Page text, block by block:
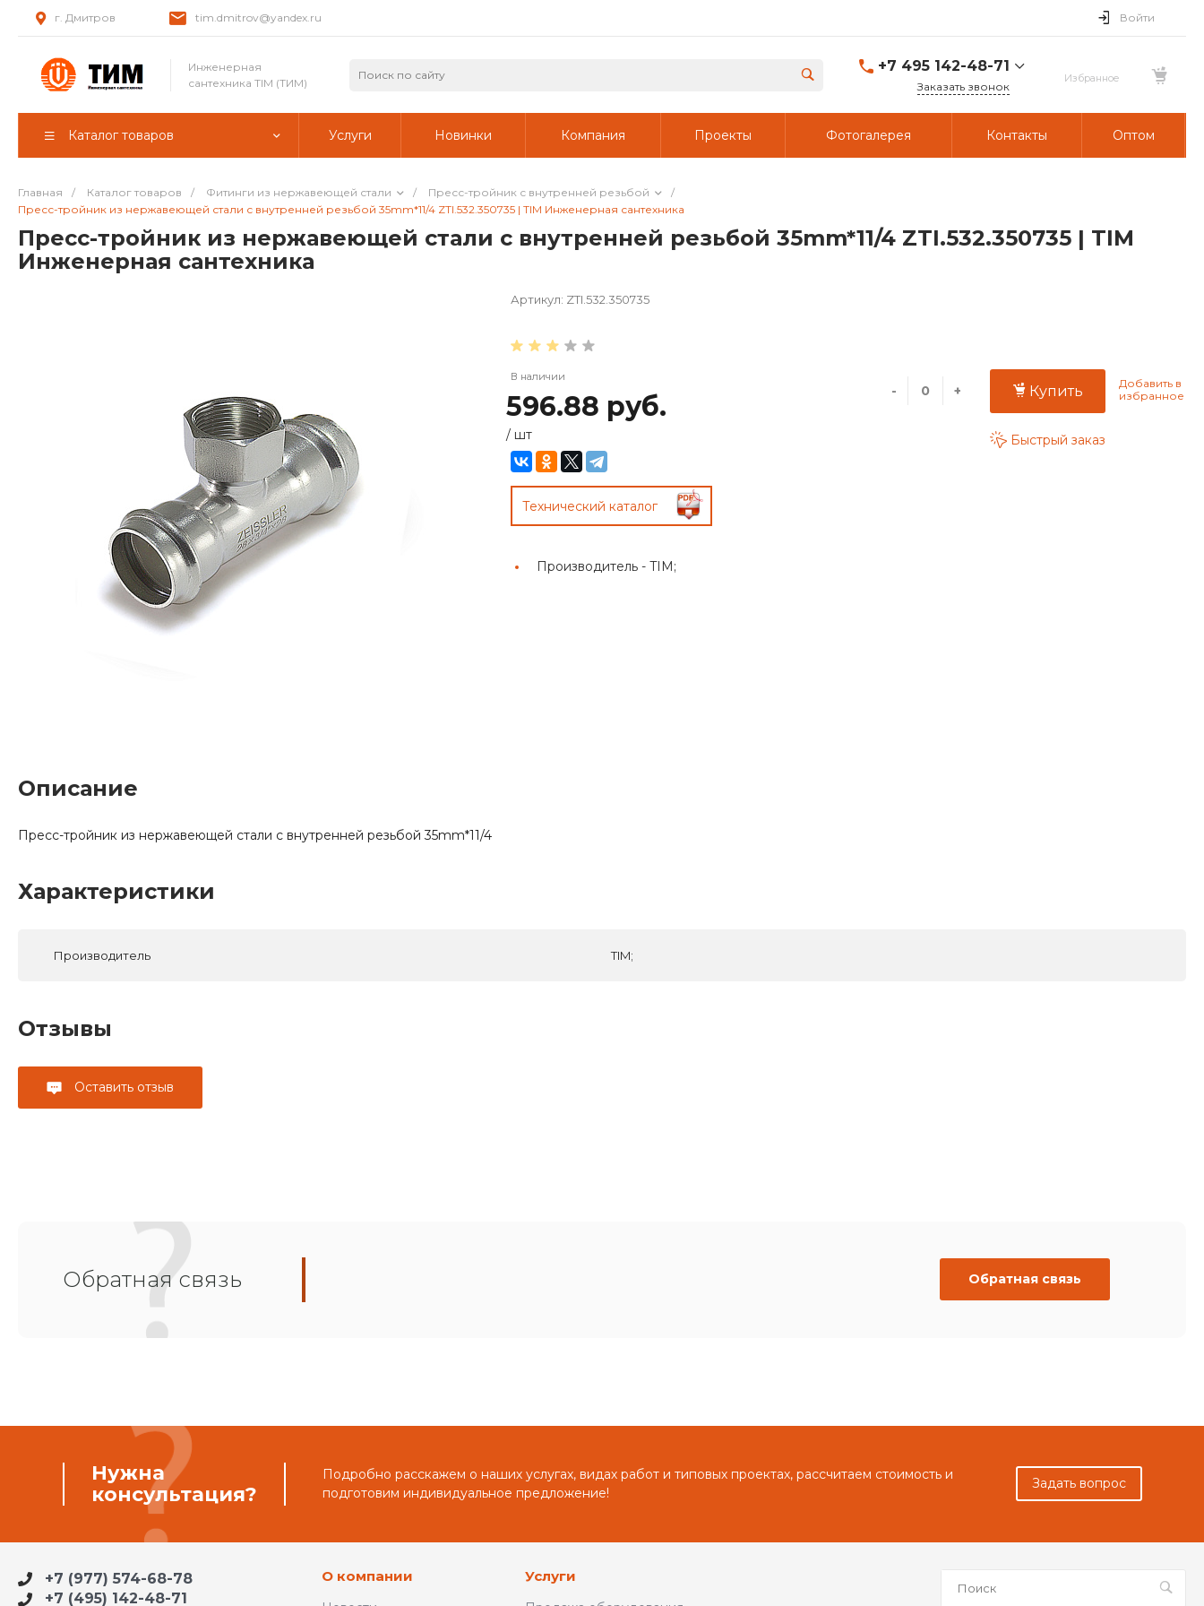
г. Дмитров tim.dmitrov@yandex.ru Войти
Инженерная
сантехника TIM (ТИМ)
+7 495 142-48-71
Заказать звонок
Каталог товаров Услуги Новинки Компания Проекты Фотогалерея Контакты Оптом
Главная / Каталог товаров / Фитинги из нержавеющей стали / Пресс-тройник с внутренней резьбой
/
Пресс-тройник из нержавеющей стали с внутренней резьбой 35mm*11/4 ZTI.532.350735 | TIM Инженерная сантехника
Пресс-тройник из нержавеющей стали с внутренней резьбой 35mm*11/4 ZTI.532.350735 | TIM
Инженерная сантехника
Артикул: ZTI.532.350735
В наличии
596.88 руб.
/ шт
- + Купить
Быстрый заказ
Технический каталог
Производитель - TIM;
Описание
Пресс-тройник из нержавеющей стали с внутренней резьбой 35mm*11/4
Характеристики
Производитель TIM;
Отзывы
Оставить отзыв
Обратная связь Обратная связь
Нужна
консультация?
Подробно расскажем о наших услугах, видах работ и типовых проектах, рассчитаем стоимость и
подготовим индивидуальное предложение!
Задать вопрос
+7 (977) 574-68-78
+7 (495) 142-48-71
О компании Услуги